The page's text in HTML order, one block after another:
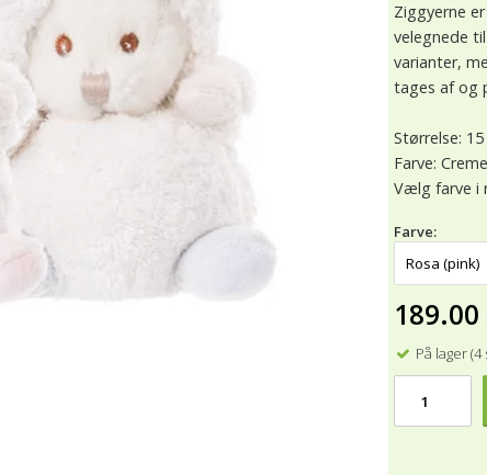
Ziggyerne
velegnede
varianter,
tages af og
Størrelse:
Farve:
Vælg farve i
Farve:
På lager (4